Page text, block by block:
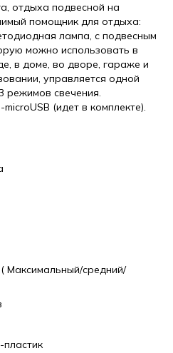
отдыха подвесной на
помощник для отдыха:
лампа, с подвесным
можно использовать в
в доме, во дворе, гараже и
управляется одной
режимов свечения.
(идет в комплекте).
Максимальный/средний/